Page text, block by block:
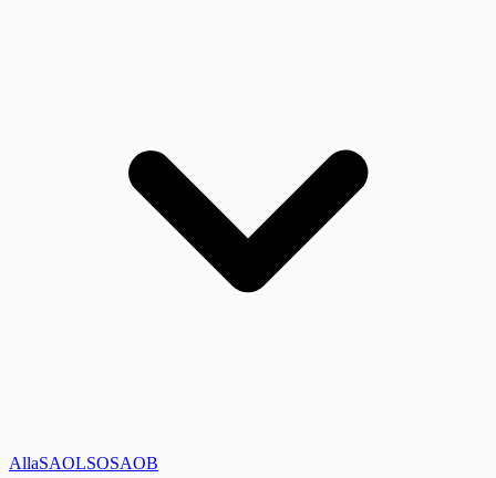
AllaSAOLSOSAOB